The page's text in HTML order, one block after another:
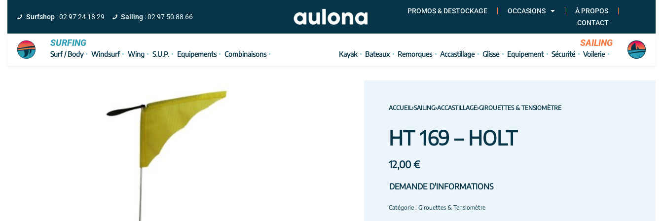
Surfshop: 02 97 24 18 29 Sailing : 02 97 50 88 66
PROMOS & DESTOCKAGE OCCASIONS
À PROPOS
CONTACT
SURFING
Surf / Body Windsurf Wing S.U.P. Equipements Combinaisons
SAILING
Kayak Bateaux Remorques Accastillage Glisse Equipement Sécurité Voilerie
ACCUEIL›SAILING›ACCASTILLAGE›GIROUETTES & TENSIOMÈTRE
HT 169 – HOLT
12,00€
DEMANDE D'INFORMATIONS
Catégorie : Girouettes & Tensiomètre